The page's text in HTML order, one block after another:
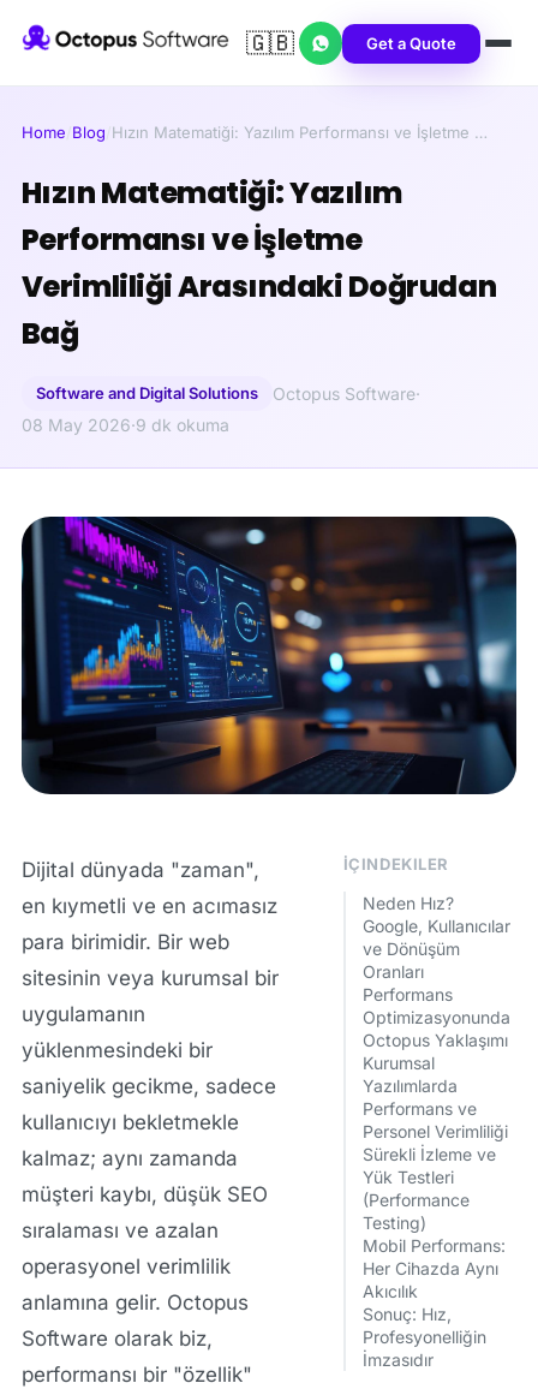
🇬🇧 Get a Quote
Home/Blog/Hızın Matematiği: Yazılım Performansı ve İşletme …
Hızın Matematiği: Yazılım
Performansı ve İşletme
Verimliliği Arasındaki Doğrudan
Bağ
Software and Digital Solutions Octopus Software·
08 May 2026·9 dk okuma
İÇINDEKILER
Neden Hız?
Google, Kullanıcılar
ve Dönüşüm
Oranları
Performans
Optimizasyonunda
Octopus Yaklaşımı
Kurumsal
Yazılımlarda
Performans ve
Personel Verimliliği
Sürekli İzleme ve
Yük Testleri
(Performance
Testing)
Mobil Performans:
Her Cihazda Aynı
Akıcılık
Sonuç: Hız,
Profesyonelliğin
İmzasıdır
Dijital dünyada "zaman",
en kıymetli ve en acımasız
para birimidir. Bir web
sitesinin veya kurumsal bir
uygulamanın
yüklenmesindeki bir
saniyelik gecikme, sadece
kullanıcıyı bekletmekle
kalmaz; aynı zamanda
müşteri kaybı, düşük SEO
sıralaması ve azalan
operasyonel verimlilik
anlamına gelir. Octopus
Software olarak biz,
performansı bir "özellik"